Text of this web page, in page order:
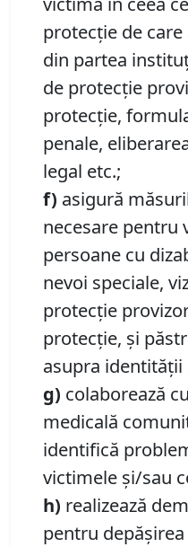
protecţie de
din partea
de protecţie
protecţie,
penale,
legal etc.;
f) asigură
necesare pentru
persoane cu
nevoi speciale,
protecţie
protecţie, şi
asupra identităţii
g) colaborează
medicală
identifică
victimele şi/sau
h) realizează
pentru